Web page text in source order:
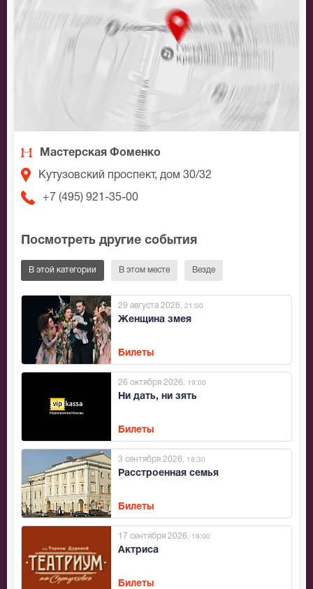
Мастерская Фоменко
Кутузовский проспект, дом 30/32
+7 (495) 921-35-00
Посмотреть другие события
В этой категории В этом месте Везде
Женщина змея
29 августа 2026 , 21:00
Билеты
Ни дать, ни зять
26 октября 2026 , 19:00
Билеты
Расстроенная семья
3 сентября 2026 , 18:30
Билеты
Актриса
17 сентября 2026 , 19:00
Билеты